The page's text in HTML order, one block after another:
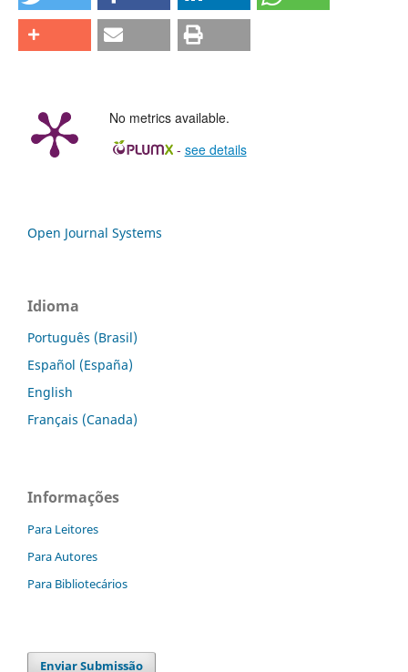
No metrics available.
- see details
Open Journal Systems
Idioma
Português (Brasil)
Español (España)
English
Français (Canada)
Informações
Para Leitores
Para Autores
Para Bibliotecários
Enviar Submissão